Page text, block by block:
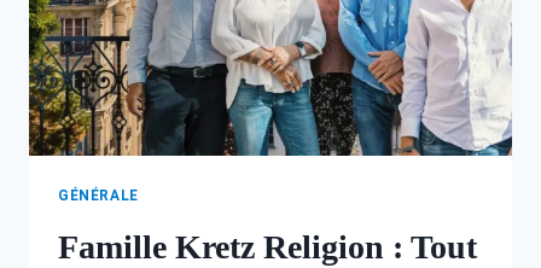
VOS
SOLS
GÉNÉRALE
Famille Kretz Religion : Tout